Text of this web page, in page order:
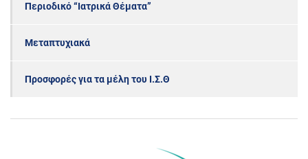
Περιοδικό “Ιατρικά Θέματα”
Μεταπτυχιακά
Προσφορές για τα μέλη του Ι.Σ.Θ